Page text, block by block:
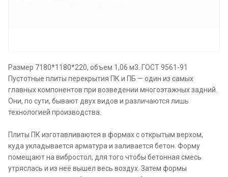
Размер 7180*1180*220, объем 1,06 м3. ГОСТ 9561-91
Пустотные плиты перекрытия ПК и ПБ — один из самых
главных компонентов при возведении многоэтажных задний.
Они, по сути, бывают двух видов и различаются лишь
технологией производства.
Плиты ПК изготавливаются в формах с открытым верхом,
куда укладывается арматура и заливается бетон. Форму
помещают на вибростол, для того чтобы бетонная смесь
утряслась и из неё вышел весь воздух. Затем формы